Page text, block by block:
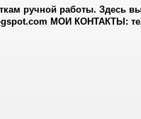
ручной работы. Здесь
МОИ КОНТАКТЫ: